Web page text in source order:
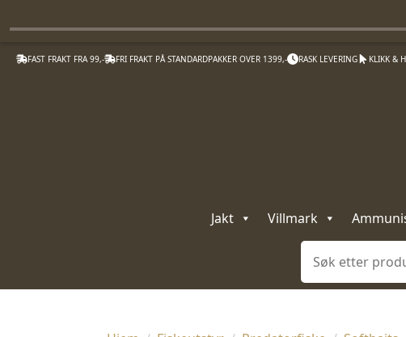
FAST FRAKT FRA 99,- FRI FRAKT PÅ STANDARDPAKKER OVER 1399,- RASK LEVERING KLIKK &
Jakt Villmark
Søk